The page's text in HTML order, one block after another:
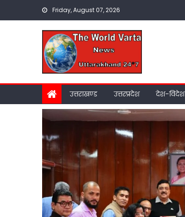
Friday, August 07, 2026
उत्तराखण्ड उत्तरप्रदेश देश-विदेश